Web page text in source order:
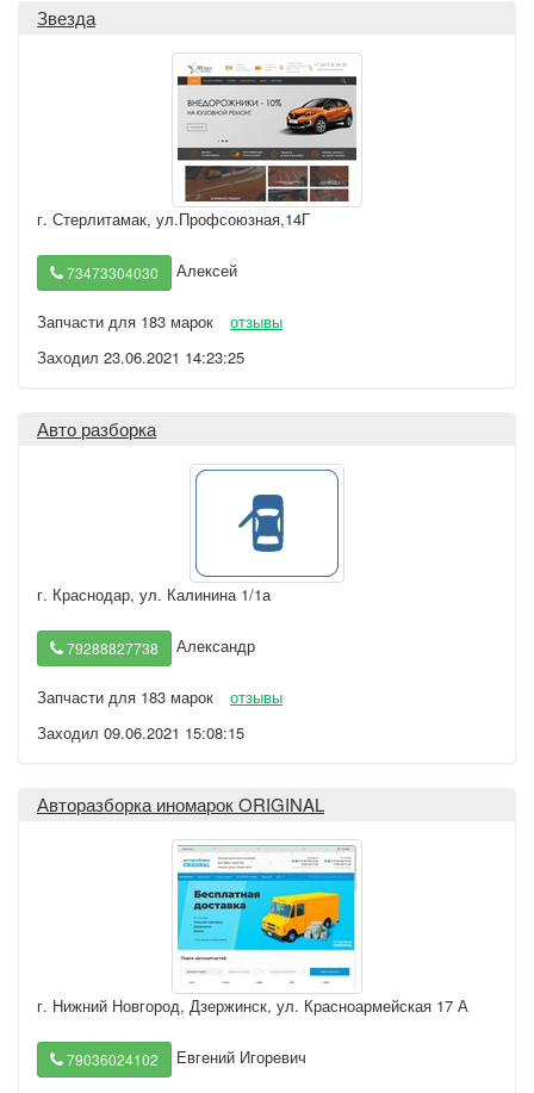
Звезда
г. Стерлитамак, ул.Профсоюзная,14Г
73473304030 Алексей
Запчасти для 183 марок
отзывы
Заходил 23.06.2021 14:23:25
Авто разборка
г. Краснодар, ул. Калинина 1/1а
79288827738 Александр
Запчасти для 183 марок
отзывы
Заходил 09.06.2021 15:08:15
Авторазборка иномарок ORIGINAL
г. Нижний Новгород, Дзержинск, ул. Красноармейская 17 А
79036024102 Евгений Игоревич